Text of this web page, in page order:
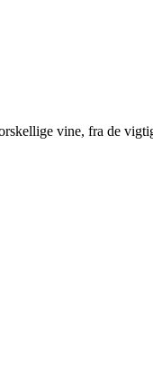
vine, fra de